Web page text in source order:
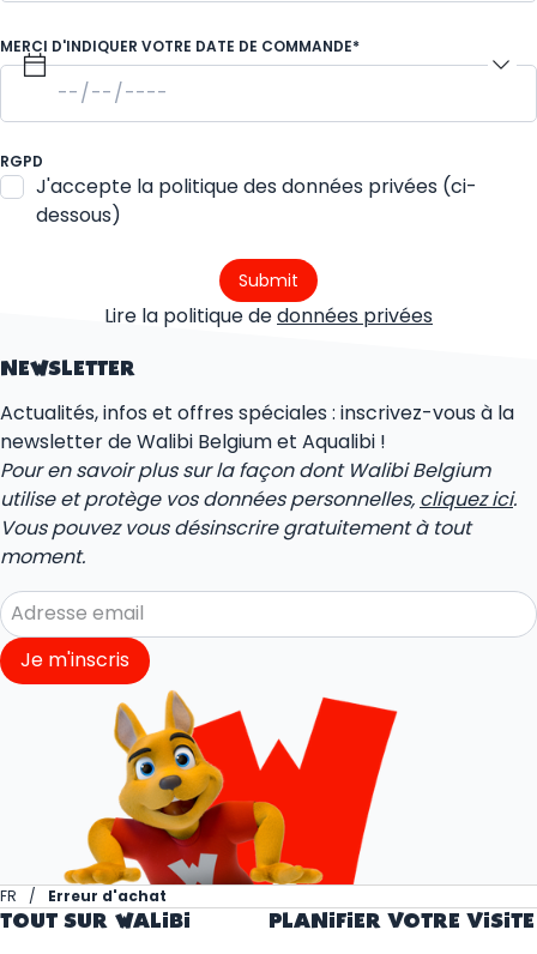
MERCI D'INDIQUER VOTRE DATE DE COMMANDE*
RGPD
J'accepte la politique des données privées (ci-
dessous)
Submit
Lire la politique dedonnées privées
NEWSLETTER
Actualités, infos et offres spéciales : inscrivez-vous à la
newsletter de Walibi Belgium et Aqualibi !
Pour en savoir plus sur la façon dont Walibi Belgium
utilise et protège vos données personnelles, cliquez ici.
Vous pouvez vous désinscrire gratuitement à tout
moment.
Je m'inscris
FR
Erreur d'achat
TOUT SUR WALIBI
PLANIFIER VOTRE VISITE